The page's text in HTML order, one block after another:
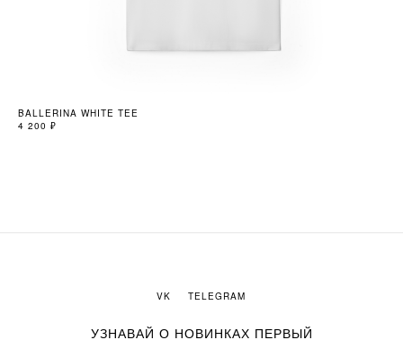
BALLERINA WHITE TEE
4 200 ₽
УЗНАВАЙ О НОВИНКАХ ПЕРВЫЙ
VK TELEGRAM